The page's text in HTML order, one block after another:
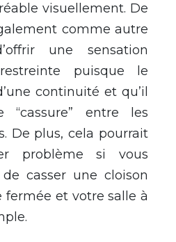
visuellement. De
comme autre
une sensation
puisque le
continuité et qu’il
entre les
De plus, cela pourrait
problème si vous
casser une cloison
et votre salle à